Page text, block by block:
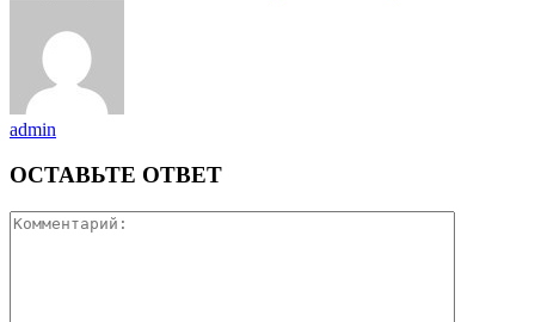
admin
ОСТАВЬТЕ ОТВЕТ